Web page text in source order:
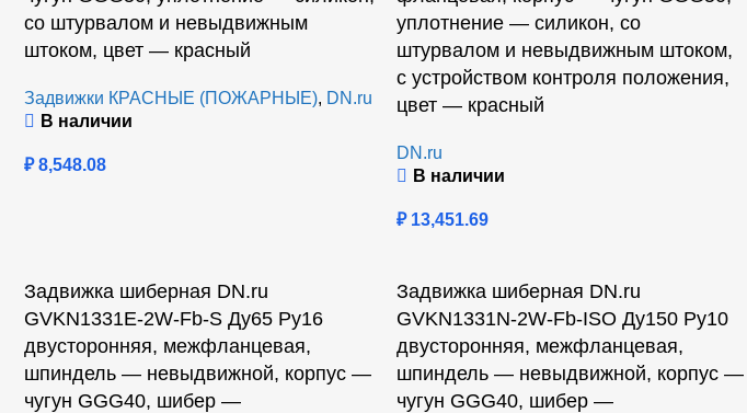
со штурвалом и невыдвижным
штоком, цвет — красный
Задвижки КРАСНЫЕ (ПОЖАРНЫЕ), DN.ru
В наличии
₽8,548.08
уплотнение — силикон, со
штурвалом и невыдвижным штоком,
с устройством контроля положения,
цвет — красный
DN.ru
В наличии
₽13,451.69
Задвижка шиберная DN.ru
GVKN1331E-2W-Fb-S Ду65 Ру16
двусторонняя, межфланцевая,
шпиндель — невыдвижной, корпус —
чугун GGG40, шибер —
Задвижка шиберная DN.ru
GVKN1331N-2W-Fb-ISO Ду150 Ру10
двусторонняя, межфланцевая,
шпиндель — невыдвижной, корпус —
чугун GGG40, шибер —